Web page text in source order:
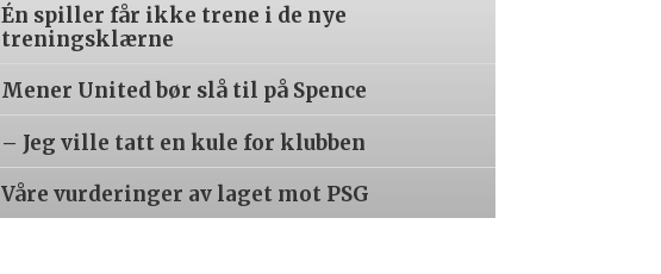
Én spiller får ikke trene i de nye
treningsklærne
Mener United bør slå til på Spence
– Jeg ville tatt en kule for klubben
Våre vurderinger av laget mot PSG